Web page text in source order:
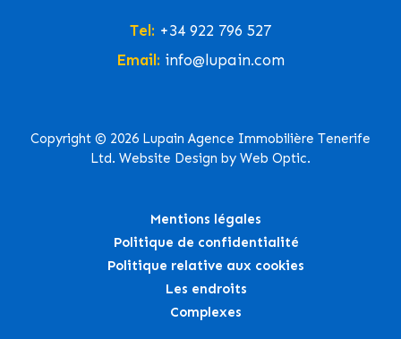
Tel: +34 922 796 527
Email: info@lupain.com
Copyright © 2026 Lupain Agence Immobilière Tenerife
Ltd. Website Design by Web Optic.
Mentions légales
Politique de confidentialité
Politique relative aux cookies
Les endroits
Complexes